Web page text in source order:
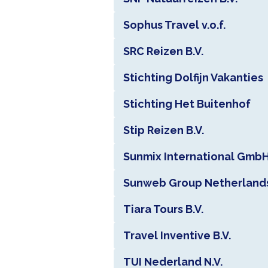
Sophus Travel v.o.f.
SRC Reizen B.V.
Stichting Dolfijn Vakanties
Stichting Het Buitenhof
Stip Reizen B.V.
Sunmix International
Sunweb Group
Tiara Tours B.V.
Travel Inventive B.V.
TUI Nederland N.V.